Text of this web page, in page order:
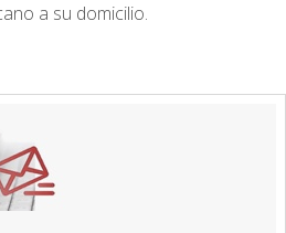
a su domicilio.